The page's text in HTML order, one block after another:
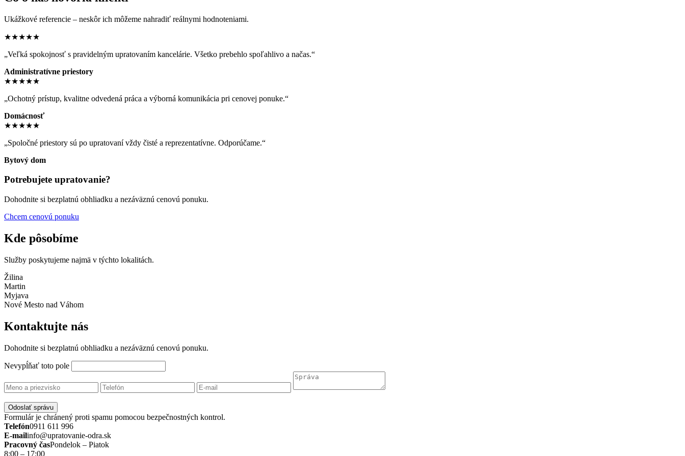
Ukážkové referencie – neskôr ich môžeme nahradiť reálnymi hodnoteniami.
★★★★★
„Veľká spokojnosť s pravidelným upratovaním kancelárie. Všetko prebehlo spoľahlivo a načas.“
Administratívne priestory
★★★★★
„Ochotný prístup, kvalitne odvedená práca a výborná komunikácia pri cenovej ponuke.“
Domácnosť
★★★★★
„Spoločné priestory sú po upratovaní vždy čisté a reprezentatívne. Odporúčame.“
Bytový dom
Potrebujete upratovanie?
Dohodnite si bezplatnú obhliadku a nezáväznú cenovú ponuku.
Chcem cenovú ponuku
Kde pôsobíme
Služby poskytujeme najmä v týchto lokalitách.
Žilina
Martin
Myjava
Nové Mesto nad Váhom
Kontaktujte nás
Dohodnite si bezplatnú obhliadku a nezáväznú cenovú ponuku.
Nevypĺňať toto pole
Odoslať správu
Formulár je chránený proti spamu pomocou bezpečnostných kontrol.
Telefón0911 611 996
E-mailinfo@upratovanie-odra.sk
Pracovný časPondelok – Piatok
8:00 – 17:00